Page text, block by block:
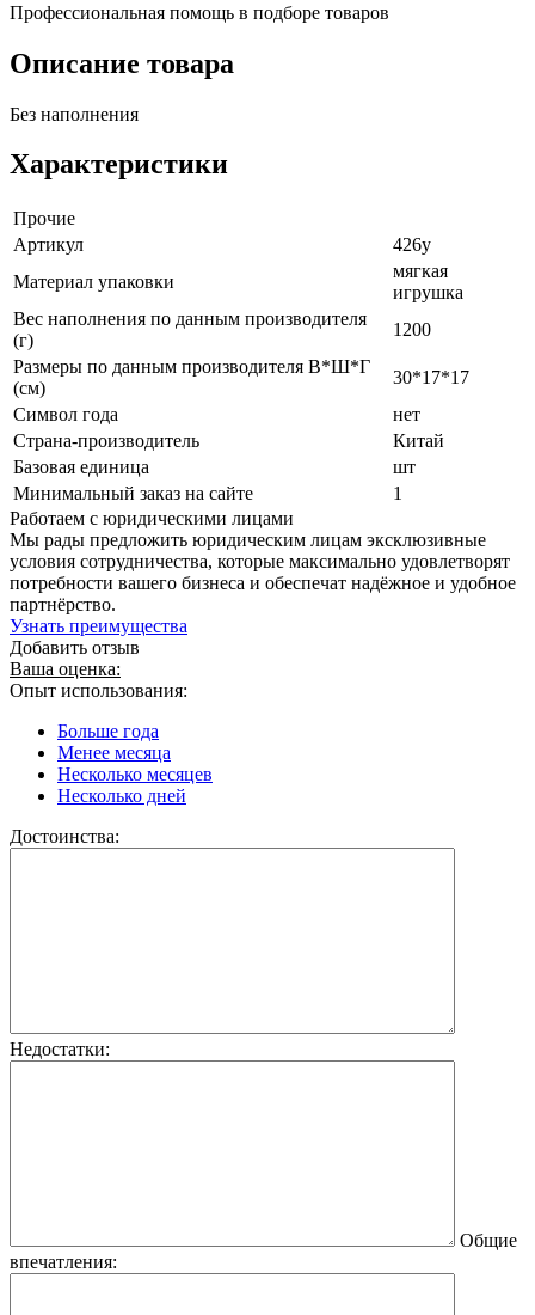
Профессиональная помощь в подборе товаров
Описание товара
Без наполнения
Характеристики
Прочие
Артикул
426у
Материал упаковки
мягкая
игрушка
Вес наполнения по данным производителя
(г)
1200
Размеры по данным производителя В*Ш*Г
(см)
30*17*17
Символ года
нет
Страна-производитель
Китай
Базовая единица
шт
Минимальный заказ на сайте
1
Работаем с юридическими лицами
Мы рады предложить юридическим лицам эксклюзивные
условия сотрудничества, которые максимально удовлетворят
потребности вашего бизнеса и обеспечат надёжное и удобное
партнёрство.
Узнать преимущества
Добавить отзыв
Ваша оценка:
Опыт использования:
Больше года
Менее месяца
Несколько месяцев
Несколько дней
Достоинства:
Недостатки:
Общие
впечатления: